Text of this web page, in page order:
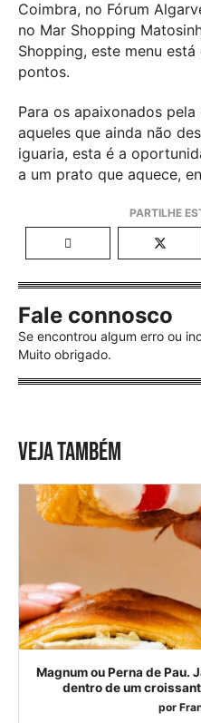
Coimbra, no Fórum
no Mar Shopping
Shopping, este menu
pontos.
Para os apaixonados
aqueles que ainda não
iguaria, esta é a
a um prato que aquece,
Fale connosco
Se encontrou algum erro ou
Muito obrigado.
VEJA TAMBÉM
Magnum ou Perna de Pau.
dentro de um
por